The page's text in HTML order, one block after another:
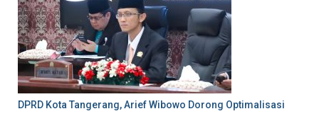
DPRD Kota Tangerang, Arief Wibowo Dorong Optimalisasi